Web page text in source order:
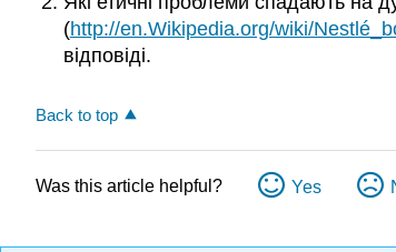
(http://en.Wikipedia.org/wiki/
відповіді.
Back to top
Was this article helpful? Yes